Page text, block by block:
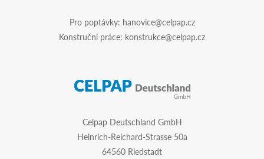
Pro poptávky: hanovice@celpap.cz
Konstruční práce: konstrukce@celpap.cz
Celpap Deutschland GmbH
Heinrich-Reichard-Strasse 50a
64560 Riedstadt